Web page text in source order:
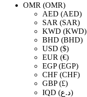
OMR (OMR)
AED (AED)
SAR (SAR)
KWD (KWD)
BHD (BHD)
USD ($)
EUR (€)
EGP (EGP)
CHF (CHF)
GBP (£)
IQD (د.ع)